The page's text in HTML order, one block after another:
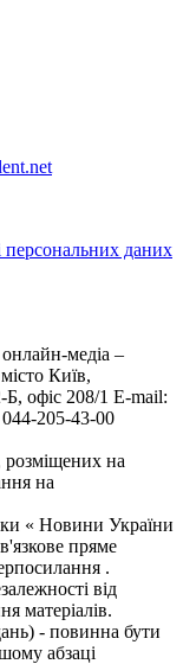
персональних даних
медіа –
Київ,
офіс 208/1 E-mail:
205-43-00
розміщених на
на
« Новини України
пряме
.
від
матеріалів.
- повинна бути
абзаці